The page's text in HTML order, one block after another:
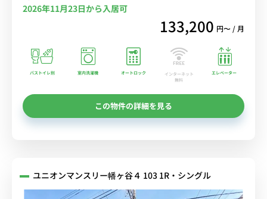
2026年11月23日から入居可
133,200 円〜 / 月
バストイレ別 室内洗濯機 オートロック
インターネット
無料
エレベーター
この物件の詳細を見る
ユニオンマンスリー幡ヶ谷４ 103 1R・シングル